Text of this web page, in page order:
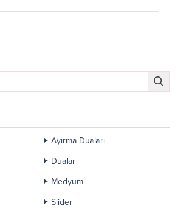
Ayırma Duaları
Dualar
Medyum
Slider